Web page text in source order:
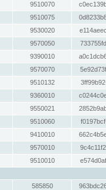
9510070
9510075
9530020
9570050
9390010
9570070
9510132
9360010
9550021
9510060
9410010
9570010
9510010
585850